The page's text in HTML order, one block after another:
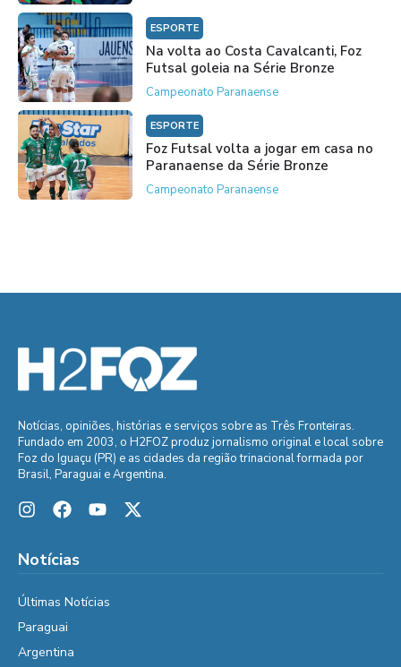
ESPORTE
Na volta ao Costa Cavalcanti, Foz
Futsal goleia na Série Bronze
Campeonato Paranaense
ESPORTE
Foz Futsal volta a jogar em casa no
Paranaense da Série Bronze
Campeonato Paranaense
Notícias, opiniões, histórias e serviços sobre as Três Fronteiras.
Fundado em 2003, o H2FOZ produz jornalismo original e local sobre
Foz do Iguaçu (PR) e as cidades da região trinacional formada por
Brasil, Paraguai e Argentina.
Notícias
Últimas Notícias
Paraguai
Argentina